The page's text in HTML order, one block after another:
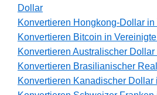
Dollar
Konvertieren Hongkong-Dollar
Konvertieren Bitcoin in
Konvertieren Australischer
Konvertieren Brasilianischer
Konvertieren Kanadischer Dollar